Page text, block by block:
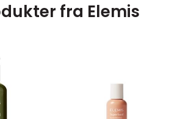
fra Elemis